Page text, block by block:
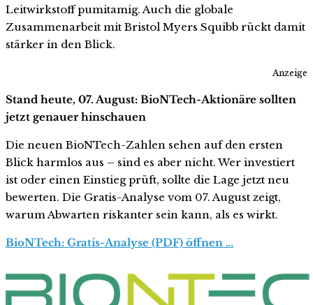
Leitwirkstoff pumitamig. Auch die globale
Zusammenarbeit mit Bristol Myers Squibb rückt damit
stärker in den Blick.
Anzeige
Stand heute, 07. August: BioNTech-Aktionäre sollten
jetzt genauer hinschauen
Die neuen BioNTech-Zahlen sehen auf den ersten
Blick harmlos aus – sind es aber nicht. Wer investiert
ist oder einen Einstieg prüft, sollte die Lage jetzt neu
bewerten. Die Gratis-Analyse vom 07. August zeigt,
warum Abwarten riskanter sein kann, als es wirkt.
BioNTech: Gratis-Analyse (PDF) öffnen …